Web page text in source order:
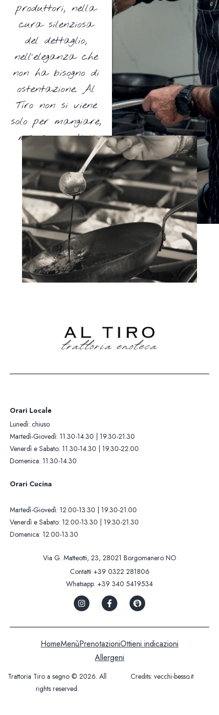
produttori, nella
cura silenziosa
del dettaglio,
nell’eleganza che
non ha bisogno di
ostentazione. Al
Tiro non si viene
solo per mangiare,
ma per sentirsi
accolti in un
luogo che ha
un’anima.
Orari Locale
Lunedì: chiuso
Martedì-Giovedì: 11.30-14.30 | 19.30-21.30
Venerdì e Sabato: 11.30-14.30 | 19.30-22.00
Domenica: 11.30-14.30
Orari Cucina
Martedì-Giovedì: 12.00-13.30 | 19.30-21.00
Venerdì e Sabato: 12.00-13.30 | 19.30-21.30
Domenica: 12.00-13.30
Via G. Matteotti, 23, 28021 Borgomanero NO
Contatti +39 0322 281806
Whatsapp: +39 340 5419534
HomeMenùPrenotazioniOttieni indicazioni
Allergeni
Trattoria Tiro a segno © 2026. All
rights reserved.
Credits: vecchi-besso.it